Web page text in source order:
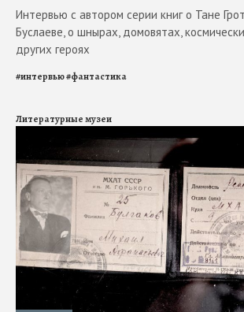
Интервью с автором серии книг о Тане
Буслаеве, о шнырах, домовятах,
других героях
#интервью#фантастика
Литературные музеи